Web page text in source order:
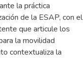
la práctica
de la ESAP, con el
que articule los
la movilidad
contextualiza la